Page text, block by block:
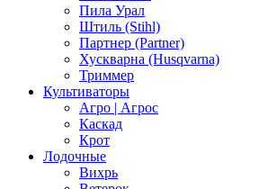
Пила Урал
Штиль (Stihl)
Партнер (Partner)
Хускварна (Husqvarna)
Триммер
Культиваторы
Агро | Агрос
Каскад
Крот
Лодочные
Вихрь